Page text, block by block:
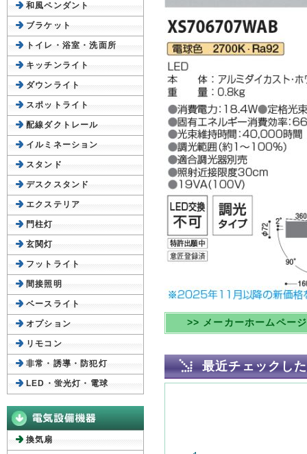
>> メーカーホームペー
最近チェックし
和風ペンダント
ブラケット
トイレ・浴室・洗面所
キッチンライト
ダウンライト
スポットライト
配線ダクトレール
イルミネーション
スタンド
デスクスタンド
エクステリア
門柱灯
玄関灯
フットライト
間接照明
ベースライト
オプション
リモコン
非常・誘導・防犯灯
LED・蛍光灯・電球
換気扇